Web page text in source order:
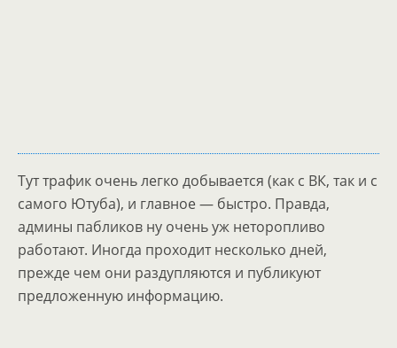
Тут трафик очень легко добывается (как с ВК, так и с
самого Ютуба), и главное — быстро. Правда,
админы пабликов ну очень уж неторопливо
работают. Иногда проходит несколько дней,
прежде чем они раздупляются и публикуют
предложенную информацию.